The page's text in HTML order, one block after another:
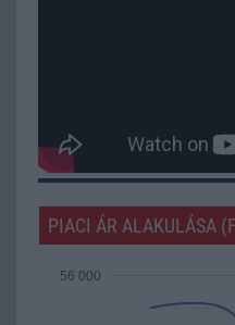
PIACI ÁR ALAKULÁSA
56 000